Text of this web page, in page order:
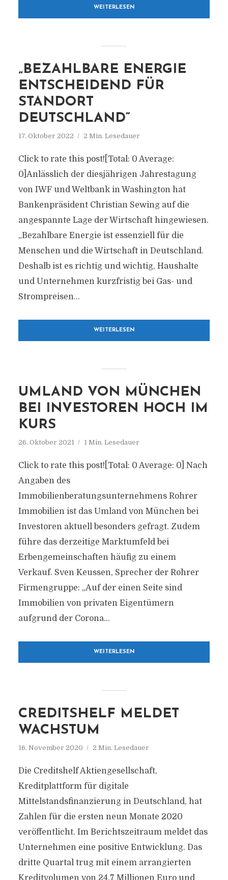
WEITERLESEN
„BEZAHLBARE ENERGIE
ENTSCHEIDEND FÜR
STANDORT
DEUTSCHLAND“
17. Oktober 2022 2 Min. Lesedauer
Click to rate this post![Total: 0 Average:
0]Anlässlich der diesjährigen Jahrestagung
von IWF und Weltbank in Washington hat
Bankenpräsident Christian Sewing auf die
angespannte Lage der Wirtschaft hingewiesen.
„Bezahlbare Energie ist essenziell für die
Menschen und die Wirtschaft in Deutschland.
Deshalb ist es richtig und wichtig, Haushalte
und Unternehmen kurzfristig bei Gas- und
Strompreisen...
WEITERLESEN
UMLAND VON MÜNCHEN
BEI INVESTOREN HOCH IM
KURS
26. Oktober 2021 1 Min. Lesedauer
Click to rate this post![Total: 0 Average: 0] Nach
Angaben des
Immobilienberatungsunternehmens Rohrer
Immobilien ist das Umland von München bei
Investoren aktuell besonders gefragt. Zudem
führe das derzeitige Marktumfeld bei
Erbengemeinschaften häufig zu einem
Verkauf. Sven Keussen, Sprecher der Rohrer
Firmengruppe: „Auf der einen Seite sind
Immobilien von privaten Eigentümern
aufgrund der Corona...
WEITERLESEN
CREDITSHELF MELDET
WACHSTUM
16. November 2020 2 Min. Lesedauer
Die Creditshelf Aktiengesellschaft,
Kreditplattform für digitale
Mittelstandsfinanzierung in Deutschland, hat
Zahlen für die ersten neun Monate 2020
veröffentlicht. Im Berichtszeitraum meldet das
Unternehmen eine positive Entwicklung. Das
dritte Quartal trug mit einem arrangierten
Kreditvolumen von 24,7 Millionen Euro und